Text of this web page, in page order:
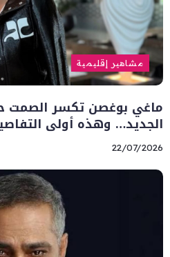
مشاهير إقليمية
ماغي بوغصن تكسر
الجديد… وهذه أولى
22/07/2026